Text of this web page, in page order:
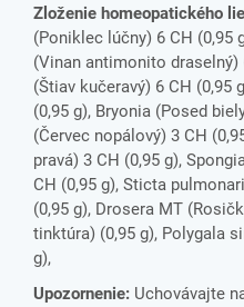
Zloženie homeopatického
(Poniklec lúčny) 6 CH (0,95
(Vinan antimonito draselný)
(Štiav kučeravý) 6 CH (0,95
(0,95 g), Bryonia (Posed
(Červec nopálový) 3 CH
pravá) 3 CH (0,95 g),
CH (0,95 g), Sticta
(0,95 g), Drosera MT
tinktúra) (0,95 g), Polygala
g),
Upozornenie: Uchovávajte